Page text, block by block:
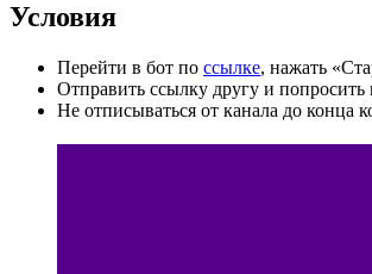
Условия
Перейти в бот по ссылке, нажать
Отправить ссылку другу и попросить
Не отписываться от канала до конца